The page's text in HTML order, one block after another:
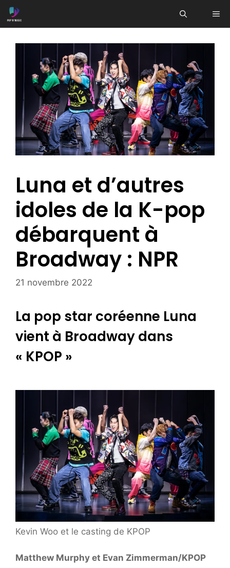
Aller
au
Luna et d’autres
idoles de la K-pop
débarquent à
Broadway : NPR
21 novembre 2022
La pop star coréenne Luna
vient à Broadway dans
« KPOP »
Kevin Woo et le casting de KPOP
Matthew Murphy et Evan Zimmerman/KPOP